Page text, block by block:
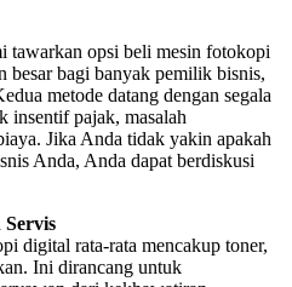
tawarkan opsi beli mesin fotokopi
besar bagi banyak pemilik bisnis,
metode datang dengan segala
insentif pajak, masalah
Jika Anda tidak yakin apakah
Anda, Anda dapat berdiskusi
digital rata-rata mencakup toner,
Ini dirancang untuk